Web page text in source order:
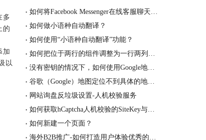
多
的
加
以
如何将Facebook Messenger在线客服聊天工具加到网站上
如何做小语种自动翻译？
如何使用“小语种自动翻译”功能？
如何把位于两行的组件调整为一行两列的排版？
没有密钥的情况下，如何使用Google地图定位功能？
谷歌（Google）地图定位不到具体的地址，怎么办？
网站询盘反垃圾设置-人机校验服务
如何获取hCaptcha人机校验的SiteKey与密钥？
如何新建一个页面？
海外B2B推广-如何打造用户体验优秀的网站！